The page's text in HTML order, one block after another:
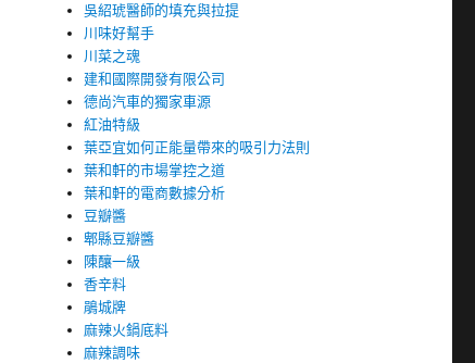
吳紹琥醫師的填充與拉提
川味好幫手
川菜之魂
建和國際開發有限公司
德尚汽車的獨家車源
紅油特級
葉亞宜如何正能量帶來的吸引力法則
葉和軒的市場掌控之道
葉和軒的電商數據分析
豆瓣醬
郫縣豆瓣醬
陳釀一級
香辛料
鵑城牌
麻辣火鍋底料
麻辣調味